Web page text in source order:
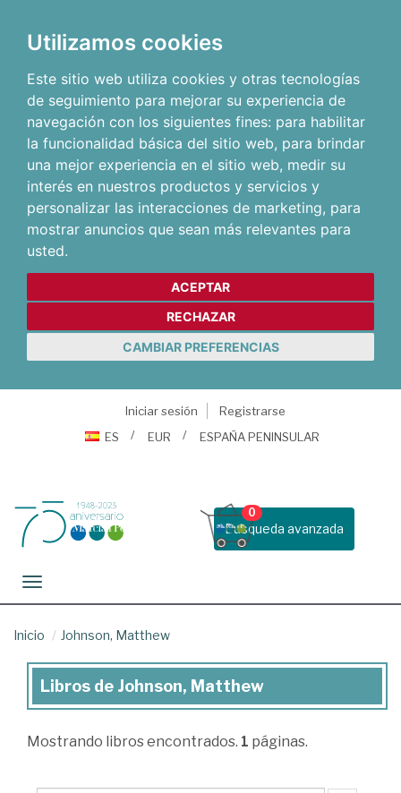
Utilizamos cookies
Este sitio web utiliza cookies y otras tecnologías
de seguimiento para mejorar su experiencia de
navegación con los siguientes fines: para habilitar
la funcionalidad básica del sitio web, para brindar
una mejor experiencia en el sitio web, medir su
interés en nuestros productos y servicios y
personalizar las interacciones de marketing, para
mostrar anuncios que sean más relevantes para
usted.
ACEPTAR
RECHAZAR
CAMBIAR PREFERENCIAS
Iniciar sesión
Registrarse
ES
EUR ESPAÑA PENINSULAR
Busqueda avanzada
0
Toggle navigation
Inicio Johnson, Matthew
Libros
Johnson,
Libros de Johnson, Matthew
Mostrando libros encontrados. 1 páginas.